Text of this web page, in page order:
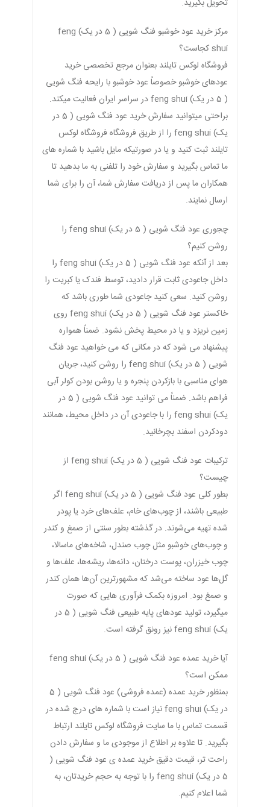
تحویل بگیرید.
مرکز خرید عود خوشبو فنگ شویی ( 5 در یک) feng
shui کجاست؟
فروشگاه لوکس تایلند بعنوان مرجع تخصصی خرید
عودهای خوشبو خصوصاً عود خوشبو با رایحه فنگ شویی
( 5 در یک) feng shui در سراسر ایران فعالیت میکند.
براحتی میتوانید سفارش خرید عود فنگ شویی ( 5 در
یک) feng shui را از طریق فروشگاه فروشگاه لوکس
تایلند ثبت کنید و یا در صورتیکه مایل باشید با شماره های
ما تماس بگیرید و سفارش خود را تلفنی به ما بدهید تا
همکاران ما پس از دریافت سفارش شما، آن را برای شما
ارسال نمایند.
چجوری عود فنگ شویی ( 5 در یک) feng shui را
روشن کنیم؟
بعد از آنکه عود فنگ شویی ( 5 در یک) feng shui را
داخل جاعودی ثابت قرار دادید، توسط فندک یا کبریت را
روشن کنید. سعی کنید جاعودی شما طوری باشد که
خاکستر عود فنگ شویی ( 5 در یک) feng shui روی
زمین نریزد و یا در محیط پخش نشود. ضمناً همواره
پیشنهاد می شود که در مکانی که می خواهید عود فنگ
شویی ( 5 در یک) feng shui را روشن کنید، جریان
هوای مناسبی با بازکردن پنجره و یا روشن بودن کولر آبی
فراهم باشد. ضمناً می توانید عود فنگ شویی ( 5 در
یک) feng shui را با جاعودی آن در داخل محیط، همانند
دودکردن اسفند بچرخانید.
ترکیبات عود فنگ شویی ( 5 در یک) feng shui از
چیست؟
بطور کلی عود فنگ شویی ( 5 در یک) feng shui اگر
طبیعی باشند، از چوب‌های خام، علف‌های خرد یا پودر
شده تهیه می‌شوند. در گذشته بطور سنتی از صمغ و کندر
و چوب‌های خوشبو مثل چوب صندل، شاخه‌های ماسالا،
چوب خیزران، پوست درختان، دانه‌ها، ریشه‌ها، علف‌ها و
گل‌ها عود ساخته می‌شد که مشهورترین آن‌ها همان کندر
و صمغ بود. امروزه بکمک فرآوری هایی که صورت
میگیرد، تولید عودهای پایه طبیعی فنگ شویی ( 5 در
یک) feng shui نیز رونق گرفته است.
آیا خرید عمده عود فنگ شویی ( 5 در یک) feng shui
ممکن است؟
بمنظور خرید عمده (عمده فروشی) عود فنگ شویی ( 5
در یک) feng shui نیاز است با شماره های درج شده در
قسمت تماس با ما سایت فروشگاه لوکس تایلند ارتباط
بگیرید. تا علاوه بر اطلاع از موجودی ما و سفارش دادن
راحت تر، قیمت دقیق خرید عمده ی عود فنگ شویی (
5 در یک) feng shui را با توجه به حجم خریدتان، به
شما اعلام کنیم.